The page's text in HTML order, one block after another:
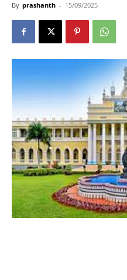
By prashanth - 15/09/2025